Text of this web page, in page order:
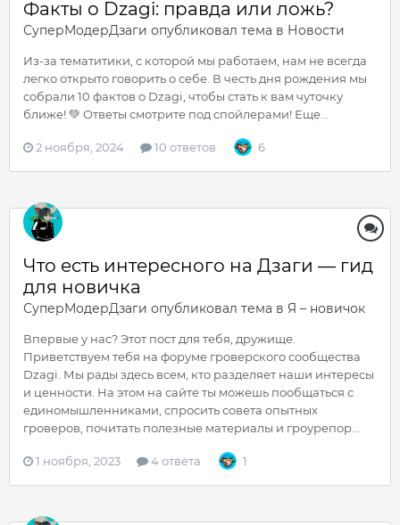
Факты о Dzagi: правда или ложь?
СуперМодерДзаги опубликовал тема в Новости
Из-за тематитики, с которой мы работаем, нам не всегда
легко открыто говорить о себе. В честь дня рождения мы
собрали 10 фактов о Dzagi, чтобы стать к вам чуточку
ближе! 💚 Ответы смотрите под спойлерами! Еще...
2 ноября, 2024 10 ответов 6
Что есть интересного на Дзаги — гид
для новичка
СуперМодерДзаги опубликовал тема в Я – новичок
Впервые у нас? Этот пост для тебя, дружище.
Приветствуем тебя на форуме гроверского сообщества
Dzagi. Мы рады здесь всем, кто разделяет наши интересы
и ценности. На этом на сайте ты можешь пообщаться с
единомышленниками, спросить совета опытных
гроверов, почитать полезные материалы и гроурепор...
1 ноября, 2023 4 ответа 1